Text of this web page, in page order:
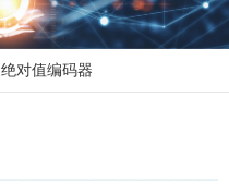
绝对值编码器